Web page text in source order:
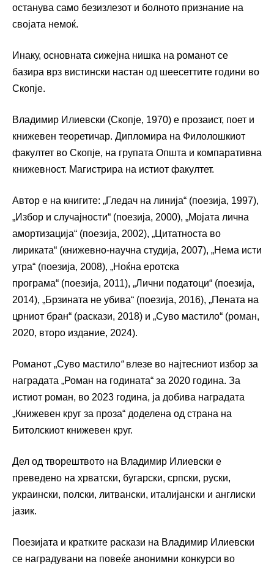
останува само безизлезот и болното признание на
својата немоќ.
Инаку, основната сижејна нишка на романот се
базира врз вистински настан од шеесеттите години во
Скопје.
Владимир Илиевски (Скопје, 1970) е прозаист, поет и
книжевен теоретичар. Дипломира на Филолошкиот
факултет во Скопје, на групата Општа и компаративна
книжевност. Магистрира на истиот факултет.
Автор е на книгите: „Гледач на линија“ (поезија, 1997),
„Избор и случајности“ (поезија, 2000), „Мојата лична
амортизација“ (поезија, 2002), „Цитатноста во
лириката“ (книжевно-научна студија, 2007), „Нема исти
утра“ (поезија, 2008), „Ноќна еротска
програма“ (поезија, 2011), „Лични податоци“ (поезија,
2014), „Брзината не убива“ (поезија, 2016), „Пената на
црниот бран“ (раскази, 2018) и „Суво мастило“ (роман,
2020, второ издание, 2024).
Романот „Суво мастило“влезе во најтесниот избор за
наградата „Роман на годината“ за 2020 година. За
истиот роман, во 2023 година, ја добива наградата
„Книжевен круг за проза“ доделена од страна на
Битолскиот книжевен круг.
Дел од творештвото на Владимир Илиевски е
преведено на хрватски, бугарски, српски, руски,
украински, полски, литвански, италијански и англиски
јазик.
Поезијата и кратките раскази на Владимир Илиевски
се наградувани на повеќе анонимни конкурси во